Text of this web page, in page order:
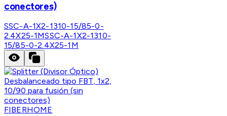
conectores)
SSC-A-1X2-1310-15/85-0-
2.4X25-1MSSC-A-1X2-1310-
15/85-0-2.4X25-1M
FIBERHOME